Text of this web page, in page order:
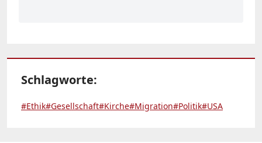
Schlagworte:
#Ethik#Gesellschaft#Kirche#Migration#Politik#USA